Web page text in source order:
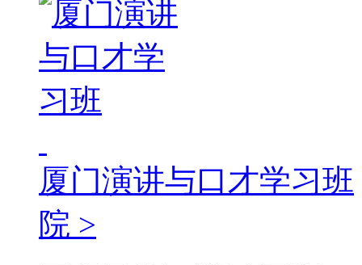
厦门演讲与口才学习班
院 >